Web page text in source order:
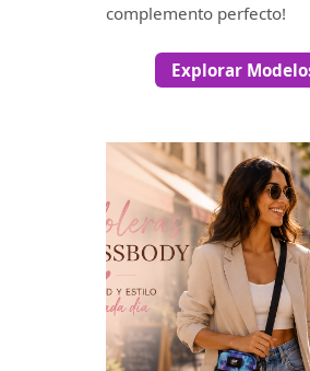
complemento perfecto!
Explorar